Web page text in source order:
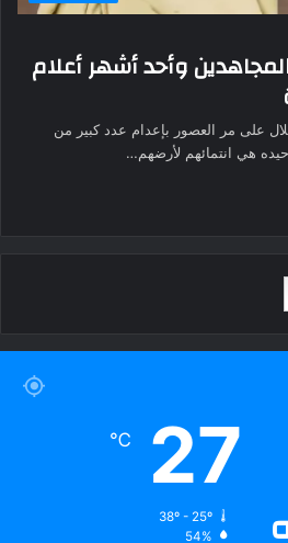
وأحد أشهر أعلام
على مر العصور بإعدام عدد كبير من
هي انتمائهم لأرضهم…
27
℃
38º - 25º
54%